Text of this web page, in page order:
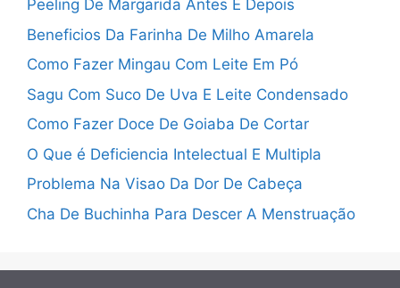
Peeling De Margarida Antes E Depois
Beneficios Da Farinha De Milho Amarela
Como Fazer Mingau Com Leite Em Pó
Sagu Com Suco De Uva E Leite Condensado
Como Fazer Doce De Goiaba De Cortar
O Que é Deficiencia Intelectual E Multipla
Problema Na Visao Da Dor De Cabeça
Cha De Buchinha Para Descer A Menstruação